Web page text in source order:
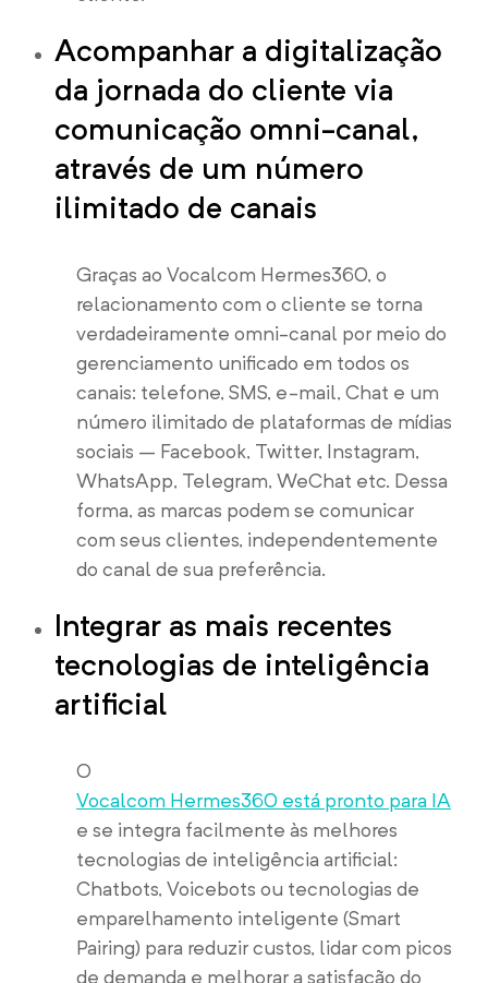
Acompanhar a digitalização
da jornada do cliente via
comunicação omni-canal,
através de um número
ilimitado de canais
Graças ao Vocalcom Hermes360, o
relacionamento com o cliente se torna
verdadeiramente omni-canal por meio do
gerenciamento unificado em todos os
canais: telefone, SMS, e-mail, Chat e um
número ilimitado de plataformas de mídias
sociais – Facebook, Twitter, Instagram,
WhatsApp, Telegram, WeChat etc. Dessa
forma, as marcas podem se comunicar
com seus clientes, independentemente
do canal de sua preferência.
Integrar as mais recentes
tecnologias de inteligência
artificial
O
Vocalcom Hermes360 está pronto para IA
e se integra facilmente às melhores
tecnologias de inteligência artificial:
Chatbots, Voicebots ou tecnologias de
emparelhamento inteligente (Smart
Pairing) para reduzir custos, lidar com picos
de demanda e melhorar a satisfação do